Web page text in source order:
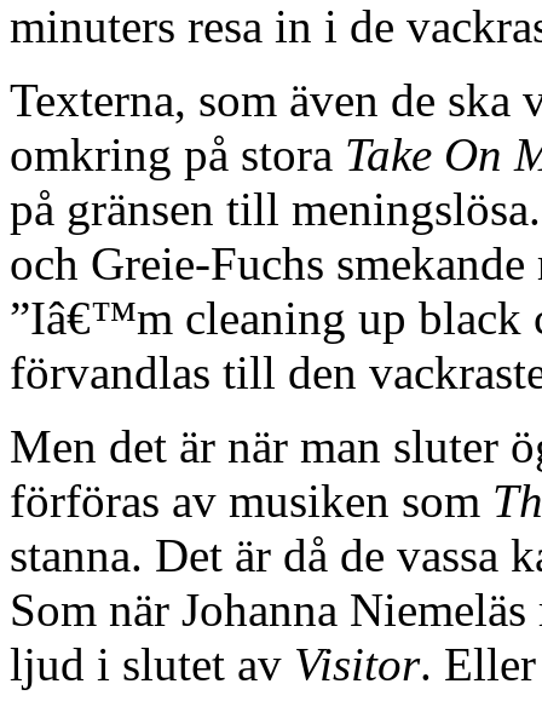
minuters resa in i de
Texterna, som även de
omkring på stora Take On
på gränsen till
och Greie-Fuchs
”Iâ€™m cleaning up black
förvandlas till den
Men det är när man sluter
förföras av musiken som
stanna. Det är då de vassa
Som när Johanna
ljud i slutet av Visitor.